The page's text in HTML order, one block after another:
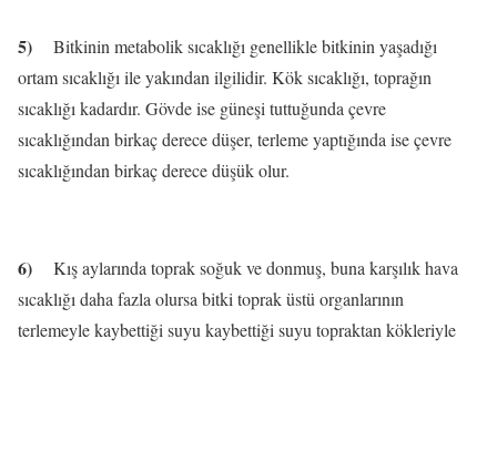
5)
Bitkinin metabolik sıcaklığı genellikle bitkinin yaşadığı
ortam sıcaklığı ile yakından ilgilidir. Kök sıcaklığı, toprağın
sıcaklığı kadardır. Gövde ise güneşi tuttuğunda çevre
sıcaklığından birkaç derece düşer, terleme yaptığında ise çevre
sıcaklığından birkaç derece düşük olur.
6)
Kış aylarında toprak soğuk ve donmuş, buna karşılık hava
sıcaklığı daha fazla olursa bitki toprak üstü organlarının
terlemeyle kaybettiği suyu kaybettiği suyu topraktan kökleriyle